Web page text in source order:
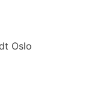
Oslo